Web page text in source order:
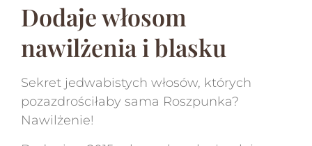
Dodaje włosom
nawilżenia i blasku
Sekret jedwabistych włosów, których
pozazdrościłaby sama Roszpunka?
Nawilżenie!